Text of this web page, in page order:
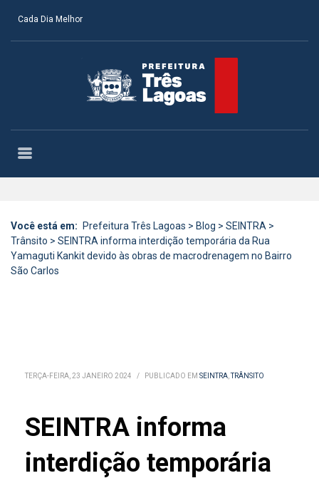
Cada Dia Melhor
Você está em: Prefeitura Três Lagoas > Blog > SEINTRA >
Trânsito > SEINTRA informa interdição temporária da Rua
Yamaguti Kankit devido às obras de macrodrenagem no Bairro
São Carlos
TERÇA-FEIRA, 23 JANEIRO 2024 / PUBLICADO EM SEINTRA,TRÂNSITO
SEINTRA informa
interdição temporária